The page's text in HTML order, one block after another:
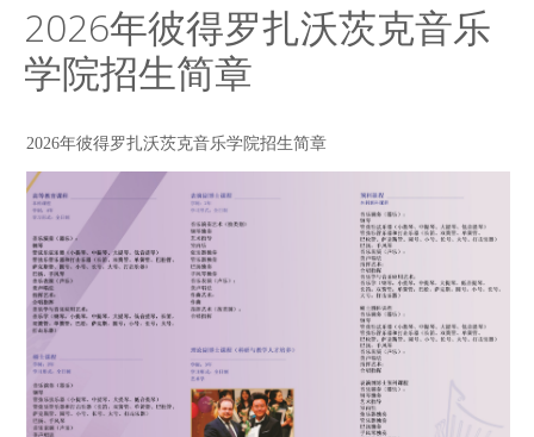
2026年彼得罗扎沃茨克音乐
学院招生简章
2026年彼得罗扎沃茨克音乐学院招生简章